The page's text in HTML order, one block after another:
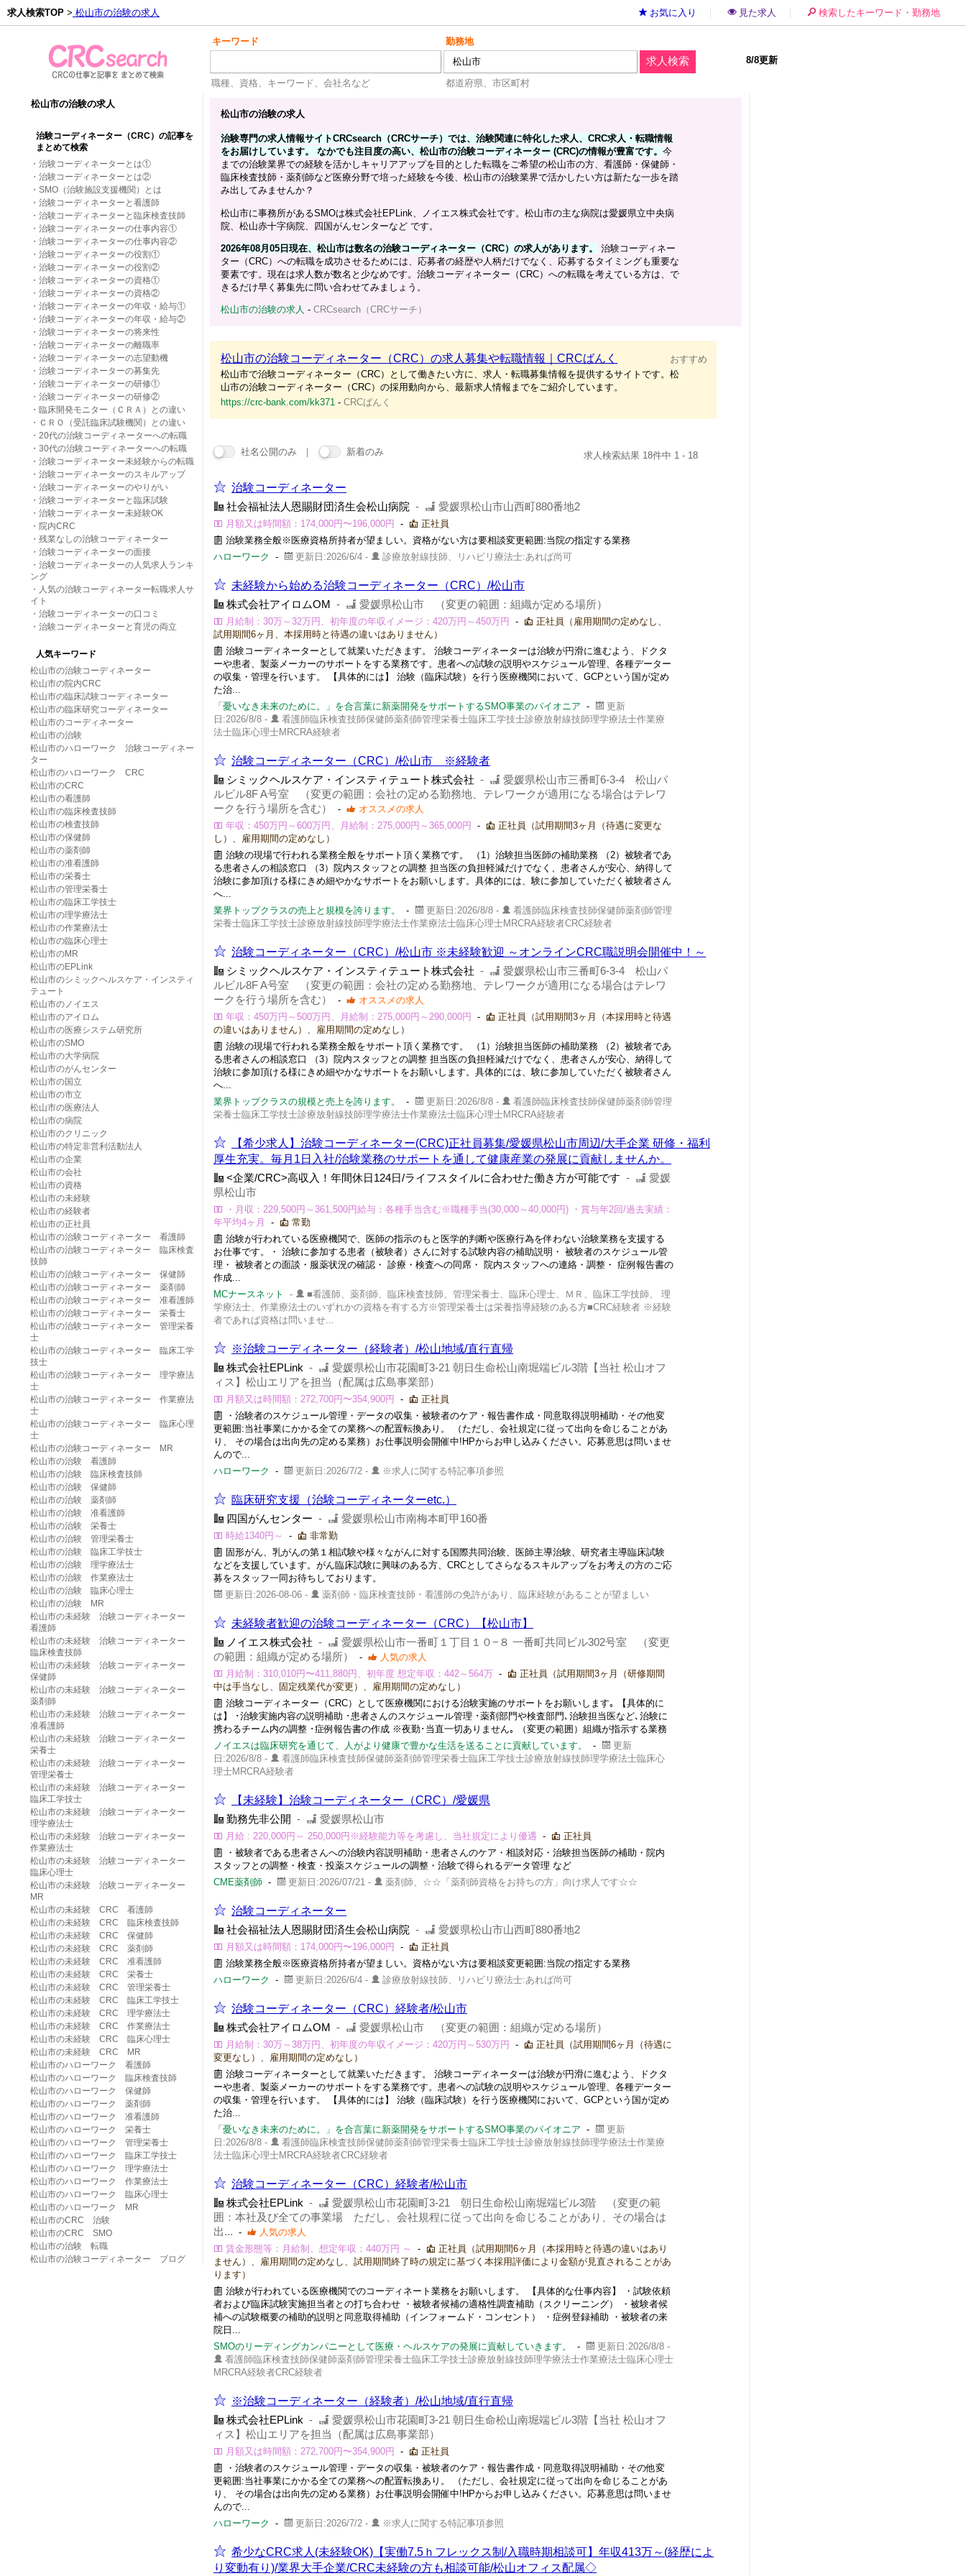
求人検索TOP > 松山市の治験の求人 お気に入り 見た求人 検索したキーワード・勤務地
キーワード
勤務地
8/8更新
職種、資格、キーワード、会社名など
都道府県、市区町村
松山市の治験の求人
治験コーディネーター（CRC）の記事を
まとめて検索
・治験コーディネーターとは①
・治験コーディネーターとは②
・SMO（治験施設支援機関）とは
・治験コーディネーターと看護師
・治験コーディネーターと臨床検査技師
・治験コーディネーターの仕事内容①
・治験コーディネーターの仕事内容②
・治験コーディネーターの役割①
・治験コーディネーターの役割②
・治験コーディネーターの資格①
・治験コーディネーターの資格②
・治験コーディネーターの年収・給与①
・治験コーディネーターの年収・給与②
・治験コーディネーターの将来性
・治験コーディネーターの離職率
・治験コーディネーターの志望動機
・治験コーディネーターの募集先
・治験コーディネーターの研修①
・治験コーディネーターの研修②
・臨床開発モニター（ＣＲＡ）との違い
・ＣＲＯ（受託臨床試験機関）との違い
・20代の治験コーディネーターへの転職
・30代の治験コーディネーターへの転職
・治験コーディネーター未経験からの転職
・治験コーディネーターのスキルアップ
・治験コーディネーターのやりがい
・治験コーディネーターと臨床試験
・治験コーディネーター未経験OK
・院内CRC
・残業なしの治験コーディネーター
・治験コーディネーターの面接
・治験コーディネーターの人気求人ランキ
ング
・人気の治験コーディネーター転職求人サ
イト
・治験コーディネーターの口コミ
・治験コーディネーターと育児の両立
人気キーワード
松山市の治験コーディネーター
松山市の院内CRC
松山市の臨床試験コーディネーター
松山市の臨床研究コーディネーター
松山市のコーディネーター
松山市の治験
松山市のハローワーク 治験コーディネー
ター
松山市のハローワーク CRC
松山市のCRC
松山市の看護師
松山市の臨床検査技師
松山市の検査技師
松山市の保健師
松山市の薬剤師
松山市の准看護師
松山市の栄養士
松山市の管理栄養士
松山市の臨床工学技士
松山市の理学療法士
松山市の作業療法士
松山市の臨床心理士
松山市のMR
松山市のEPLink
松山市のシミックヘルスケア・インスティ
テュート
松山市のノイエス
松山市のアイロム
松山市の医療システム研究所
松山市のSMO
松山市の大学病院
松山市のがんセンター
松山市の国立
松山市の市立
松山市の医療法人
松山市の病院
松山市のクリニック
松山市の特定非営利活動法人
松山市の企業
松山市の会社
松山市の資格
松山市の未経験
松山市の経験者
松山市の正社員
松山市の治験コーディネーター 看護師
松山市の治験コーディネーター 臨床検査
技師
松山市の治験コーディネーター 保健師
松山市の治験コーディネーター 薬剤師
松山市の治験コーディネーター 准看護師
松山市の治験コーディネーター 栄養士
松山市の治験コーディネーター 管理栄養
士
松山市の治験コーディネーター 臨床工学
技士
松山市の治験コーディネーター 理学療法
士
松山市の治験コーディネーター 作業療法
士
松山市の治験コーディネーター 臨床心理
士
松山市の治験コーディネーター MR
松山市の治験 看護師
松山市の治験 臨床検査技師
松山市の治験 保健師
松山市の治験 薬剤師
松山市の治験 准看護師
松山市の治験 栄養士
松山市の治験 管理栄養士
松山市の治験 臨床工学技士
松山市の治験 理学療法士
松山市の治験 作業療法士
松山市の治験 臨床心理士
松山市の治験 MR
松山市の未経験 治験コーディネーター
看護師
松山市の未経験 治験コーディネーター
臨床検査技師
松山市の未経験 治験コーディネーター
保健師
松山市の未経験 治験コーディネーター
薬剤師
松山市の未経験 治験コーディネーター
准看護師
松山市の未経験 治験コーディネーター
栄養士
松山市の未経験 治験コーディネーター
管理栄養士
松山市の未経験 治験コーディネーター
臨床工学技士
松山市の未経験 治験コーディネーター
理学療法士
松山市の未経験 治験コーディネーター
作業療法士
松山市の未経験 治験コーディネーター
臨床心理士
松山市の未経験 治験コーディネーター
MR
松山市の未経験 CRC 看護師
松山市の未経験 CRC 臨床検査技師
松山市の未経験 CRC 保健師
松山市の未経験 CRC 薬剤師
松山市の未経験 CRC 准看護師
松山市の未経験 CRC 栄養士
松山市の未経験 CRC 管理栄養士
松山市の未経験 CRC 臨床工学技士
松山市の未経験 CRC 理学療法士
松山市の未経験 CRC 作業療法士
松山市の未経験 CRC 臨床心理士
松山市の未経験 CRC MR
松山市のハローワーク 看護師
松山市のハローワーク 臨床検査技師
松山市のハローワーク 保健師
松山市のハローワーク 薬剤師
松山市のハローワーク 准看護師
松山市のハローワーク 栄養士
松山市のハローワーク 管理栄養士
松山市のハローワーク 臨床工学技士
松山市のハローワーク 理学療法士
松山市のハローワーク 作業療法士
松山市のハローワーク 臨床心理士
松山市のハローワーク MR
松山市のCRC 治験
松山市のCRC SMO
松山市の治験 転職
松山市の治験コーディネーター ブログ
松山市の治験の求人
治験専門の求人情報サイトCRCsearch（CRCサーチ）では、治験関連に特化した求人、CRC求人・転職情報
をお届けしています。 なかでも注目度の高い、松山市の治験コーディネーター (CRC)の情報が豊富です。 今
までの治験業界での経験を活かしキャリアアップを目的とした転職をご希望の松山市の方、看護師・保健師・
臨床検査技師・薬剤師など医療分野で培った経験を今後、松山市の治験業界で活かしたい方は新たな一歩を踏
み出してみませんか？
松山市に事務所があるSMOは株式会社EPLink、ノイエス株式会社です。松山市の主な病院は愛媛県立中央病
院、松山赤十字病院、四国がんセンターなど です。
2026年08月05日現在、松山市は数名の治験コーディネーター（CRC）の求人があります。
治験コーディネー
ター（CRC）への転職を成功させるためには、応募者の経歴や人柄だけでなく、応募するタイミングも重要な
要素です。現在は求人数が数名と少なめです。治験コーディネーター（CRC）への転職を考えている方は、で
きるだけ早く募集先に問い合わせてみましょう。
松山市の治験の求人 - CRCsearch（CRCサーチ）
おすすめ
松山市の治験コーディネーター（CRC）の求人募集や転職情報｜CRCばんく
松山市で治験コーディネーター（CRC）として働きたい方に、求人・転職募集情報を提供するサイトです。松
山市の治験コーディネーター（CRC）の採用動向から、最新求人情報までをご紹介しています。
https://crc-bank.com/kk371 - CRCばんく
求人検索結果 18件中 1 - 18
社名公開のみ ｜ 新着のみ
治験コーディネーター
社会福祉法人恩賜財団済生会松山病院 - 愛媛県松山市山西町880番地2
月額又は時間額：174,000円〜196,000円 -
正社員
治験業務全般※医療資格所持者が望ましい。資格がない方は要相談変更範囲:当院の指定する業務
ハローワーク
- 更新日:2026/6/4 - 診療放射線技師、リハビリ療法士:あれば尚可
未経験から始める治験コーディネーター（CRC）/松山市
株式会社アイロムOM - 愛媛県松山市 （変更の範囲：組織が定める場所）
月給制：30万～32万円、初年度の年収イメージ：420万円～450万円 -
正社員（雇用期間の定めなし、
試用期間6ヶ月、本採用時と待遇の違いはありません）
治験コーディネーターとして就業いただきます。 治験コーディネーターは治験が円滑に進むよう、ドクタ
ーや患者、製薬メーカーのサポートをする業務です。患者への試験の説明やスケジュール管理、各種データー
の収集・管理を行います。 【具体的には】 治験（臨床試験）を行う医療機関において、GCPという国が定め
た治...
「憂いなき未来のために。」を合言葉に新薬開発をサポートするSMO事業のパイオニア -
更新
日:2026/8/8 -
看護師臨床検査技師保健師薬剤師管理栄養士臨床工学技士診療放射線技師理学療法士作業療
法士臨床心理士MRCRA経験者
治験コーディネーター（CRC）/松山市 ※経験者
シミックヘルスケア・インスティテュート株式会社 -
愛媛県松山市三番町6-3-4 松山パ
ルビル8F A号室 （変更の範囲：会社の定める勤務地、テレワークが適用になる場合はテレワ
ークを行う場所を含む）
-
オススメの求人
年収：450万円～600万円、月給制：275,000円～365,000円
-
正社員（試用期間3ヶ月（待遇に変更な
し）、雇用期間の定めなし）
治験の現場で行われる業務全般をサポート頂く業務です。 （1）治験担当医師の補助業務 （2）被験者であ
る患者さんの相談窓口 （3）院内スタッフとの調整 担当医の負担軽減だけでなく、患者さんが安心、納得して
治験に参加頂ける様にきめ細やかなサポートをお願いします。具体的には、験に参加していただく被験者さん
へ...
業界トップクラスの売上と規模を誇ります。
- 更新日:2026/8/8 -
看護師臨床検査技師保健師薬剤師管理
栄養士臨床工学技士診療放射線技師理学療法士作業療法士臨床心理士MRCRA経験者CRC経験者
治験コーディネーター（CRC）/松山市 ※未経験歓迎 ～オンラインCRC職説明会開催中！～
シミックヘルスケア・インスティテュート株式会社 -
愛媛県松山市三番町6-3-4 松山パ
ルビル8F A号室 （変更の範囲：会社の定める勤務地、テレワークが適用になる場合はテレワ
ークを行う場所を含む）
-
オススメの求人
年収：450万円～500万円、月給制：275,000円～290,000円
-
正社員（試用期間3ヶ月（本採用時と待遇
の違いはありません）、雇用期間の定めなし）
治験の現場で行われる業務全般をサポート頂く業務です。 （1）治験担当医師の補助業務 （2）被験者であ
る患者さんの相談窓口 （3）院内スタッフとの調整 担当医の負担軽減だけでなく、患者さんが安心、納得して
治験に参加頂ける様にきめ細やかなサポートをお願いします。具体的には、験に参加していただく被験者さん
へ...
業界トップクラスの規模と売上を誇ります。
- 更新日:2026/8/8 -
看護師臨床検査技師保健師薬剤師管理
栄養士臨床工学技士診療放射線技師理学療法士作業療法士臨床心理士MRCRA経験者
【希少求人】治験コーディネーター(CRC)正社員募集/愛媛県松山市周辺/大手企業 研修・福利
厚生充実。毎月1日入社/治験業務のサポートを通して健康産業の発展に貢献しませんか。
<企業/CRC>高収入！年間休日124日/ライフスタイルに合わせた働き方が可能です -
愛媛
県松山市
・月収：229,500円～361,500円給与：各種手当含む※職種手当(30,000～40,000円) ・賞与年2回/過去実績：
年平均4ヶ月
-
常勤
治験が行われている医療機関で、医師の指示のもと医学的判断や医療行為を伴わない治験業務を支援する
お仕事です。・ 治験に参加する患者（被験者）さんに対する試験内容の補助説明・ 被験者のスケジュール管
理・ 被験者との面談・服薬状況の確認・ 診療・検査への同席・ 院内スタッフへの連絡・調整・ 症例報告書の
作成...
MCナースネット
-
■看護師、薬剤師、臨床検査技師、管理栄養士、臨床心理士、ＭＲ、臨床工学技師、 理
学療法士、作業療法士のいずれかの資格を有する方※管理栄養士は栄養指導経験のある方■CRC経験者 ※経験
者であれば資格は問いませ...
※治験コーディネーター（経験者）/松山地域/直行直帰
株式会社EPLink -
愛媛県松山市花園町3-21 朝日生命松山南堀端ビル3階【当社 松山オフ
ィス】松山エリアを担当（配属は広島事業部）
月額又は時間額：272,700円〜354,900円 -
正社員
・治験者のスケジュール管理・データの収集・被験者のケア・報告書作成・同意取得説明補助・その他変
更範囲:当社事業にかかる全ての業務への配置転換あり。 （ただし、会社規定に従って出向を命じることがあ
り、 その場合は出向先の定める業務）お仕事説明会開催中!HPからお申し込みください。応募意思は問いませ
んので...
ハローワーク
- 更新日:2026/7/2 - ※求人に関する特記事項参照
臨床研究支援（治験コーディネーターetc.）
四国がんセンター - 愛媛県松山市南梅本町甲160番
時給1340円～ -
非常勤
固形がん、乳がんの第１相試験や様々ながんに対する国際共同治験、医師主導治験、研究者主導臨床試験
などを支援しています。がん臨床試験に興味のある方、CRCとしてさらなるスキルアップをお考えの方のご応
募をスタッフ一同お待ちしております。
更新日:2026-08-06 -
薬剤師・臨床検査技師・看護師の免許があり、臨床経験があることが望ましい
未経験者歓迎の治験コーディネーター（CRC）【松山市】
ノイエス株式会社 -
愛媛県松山市一番町１丁目１０−８ 一番町共同ビル302号室 （変更
の範囲：組織が定める場所）
-
人気の求人
月給制：310,010円〜411,880円、初年度 想定年収：442～564万 -
正社員（試用期間3ヶ月（研修期間
中は手当なし、固定残業代が変更）、雇用期間の定めなし）
治験コーディネーター（CRC）として医療機関における治験実施のサポートをお願いします｡ 【具体的に
は】 ･治験実施内容の説明補助 ･患者さんのスケジュール管理 ･薬剤部門や検査部門､治験担当医など､治験に
携わるチーム内の調整 ･症例報告書の作成 ※夜勤･当直一切ありません｡ （変更の範囲）組織が指示する業務
ノイエスは臨床研究を通じて、人がより健康で豊かな生活を送ることに貢献しています。
-
更新
日:2026/8/8 -
看護師臨床検査技師保健師薬剤師管理栄養士臨床工学技士診療放射線技師理学療法士臨床心
理士MRCRA経験者
【未経験】治験コーディネーター（CRC）/愛媛県
勤務先非公開 - 愛媛県松山市
月給 : 220,000円～ 250,000円※経験能力等を考慮し、当社規定により優遇 -
正社員
・被験者である患者さんへの治験内容説明補助・患者さんのケア・相談対応・治験担当医師の補助・院内
スタッフとの調整・検査・投薬スケジュールの調整・治験で得られるデータ管理 など
CME薬剤師 - 更新日:2026/07/21 - 薬剤師、☆☆「薬剤師資格をお持ちの方」向け求人です☆☆
治験コーディネーター
社会福祉法人恩賜財団済生会松山病院 - 愛媛県松山市山西町880番地2
月額又は時間額：174,000円〜196,000円 -
正社員
治験業務全般※医療資格所持者が望ましい。資格がない方は要相談変更範囲:当院の指定する業務
ハローワーク
- 更新日:2026/6/4 - 診療放射線技師、リハビリ療法士:あれば尚可
治験コーディネーター（CRC）経験者/松山市
株式会社アイロムOM - 愛媛県松山市 （変更の範囲：組織が定める場所）
月給制：30万～38万円、初年度の年収イメージ：420万円～530万円 -
正社員（試用期間6ヶ月（待遇に
変更なし）、雇用期間の定めなし）
治験コーディネーターとして就業いただきます。 治験コーディネーターは治験が円滑に進むよう、ドクタ
ーや患者、製薬メーカーのサポートをする業務です。患者への試験の説明やスケジュール管理、各種データー
の収集・管理を行います。 【具体的には】 治験（臨床試験）を行う医療機関において、GCPという国が定め
た治...
「憂いなき未来のために。」を合言葉に新薬開発をサポートするSMO事業のパイオニア -
更新
日:2026/8/8 -
看護師臨床検査技師保健師薬剤師管理栄養士臨床工学技士診療放射線技師理学療法士作業療
法士臨床心理士MRCRA経験者CRC経験者
治験コーディネーター（CRC）経験者/松山市
株式会社EPLink -
愛媛県松山市花園町3-21 朝日生命松山南堀端ビル3階 （変更の範
囲：本社及び全ての事業場 ただし、会社規程に従って出向を命じることがあり、その場合は
出... -
人気の求人
賃金形態等：月給制、想定年収：440万円 ～
-
正社員（試用期間6ヶ月（本採用時と待遇の違いはあり
ません）、雇用期間の定めなし、試用期間終了時の規定に基づく本採用評価により金額が見直されることがあ
ります）
治験が行われている医療機関でのコーディネート業務をお願いします。 【具体的な仕事内容】 ・試験依頼
者および臨床試験実施担当者との打ち合わせ ・被験者候補の適格性調査補助（スクリーニング） ・被験者候
補への試験概要の補助的説明と同意取得補助（インフォームド・コンセント） ・症例登録補助 ・被験者の来
院日...
SMOのリーディングカンパニーとして医療・ヘルスケアの発展に貢献していきます。
-
更新日:2026/8/8 -
看護師臨床検査技師保健師薬剤師管理栄養士臨床工学技士診療放射線技師理学療法士作業療法士臨床心理士
MRCRA経験者CRC経験者
※治験コーディネーター（経験者）/松山地域/直行直帰
株式会社EPLink -
愛媛県松山市花園町3-21 朝日生命松山南堀端ビル3階【当社 松山オフ
ィス】松山エリアを担当（配属は広島事業部）
月額又は時間額：272,700円〜354,900円 -
正社員
・治験者のスケジュール管理・データの収集・被験者のケア・報告書作成・同意取得説明補助・その他変
更範囲:当社事業にかかる全ての業務への配置転換あり。 （ただし、会社規定に従って出向を命じることがあ
り、 その場合は出向先の定める業務）お仕事説明会開催中!HPからお申し込みください。応募意思は問いませ
んので...
ハローワーク
- 更新日:2026/7/2 - ※求人に関する特記事項参照
希少なCRC求人(未経験OK)【実働7.5ｈフレックス制/入職時期相談可】年収413万～(経歴によ
り変動有り)/業界大手企業/CRC未経験の方も相談可能/松山オフィス配属◇